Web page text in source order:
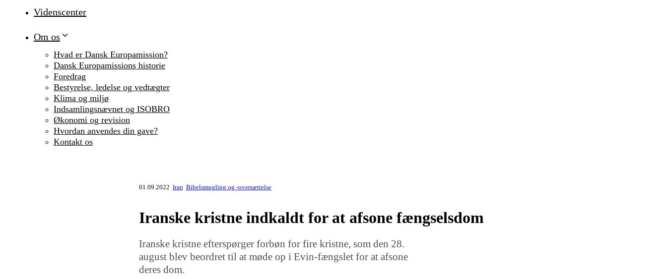
Videnscenter
Om os
Hvad er Dansk Europamission?
Dansk Europamissions historie
Foredrag
Bestyrelse, ledelse og vedtægter
Klima og miljø
Indsamlingsnævnet og ISOBRO
Økonomi og revision
Hvordan anvendes din gave?
Kontakt os
01.09.2022 Iran Bibelsmugling og -oversættelse
Iranske kristne indkaldt for at afsone fængselsdom
Iranske kristne efterspørger forbøn for fire kristne, som den 28.
august blev beordret til at møde op i Evin-fængslet for at afsone
deres dom.